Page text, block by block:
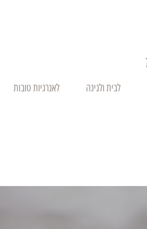
לבית ולגינה לאנרגיות טובות